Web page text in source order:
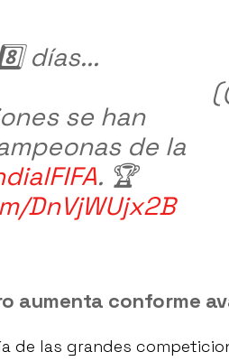
días...
se han
de la
. 🏆
DnVjWUjx2B
aumenta conforme
de las grandes